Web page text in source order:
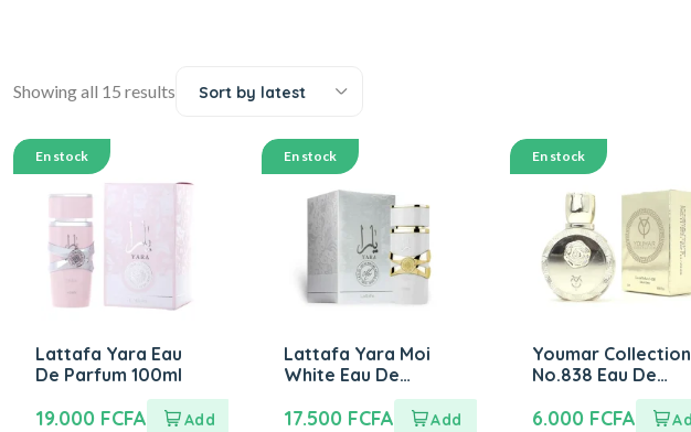
Showing all 15 results Sort by latest
En stock
Lattafa Yara Eau
De Parfum 100ml
19.000 FCFA
En stock
Lattafa Yara Moi
White Eau De
Parfum 100ml
17.500 FCFA
En stock
Youmar Collection
No.838 Eau De
Perfume 25ml
6.000 FCFA